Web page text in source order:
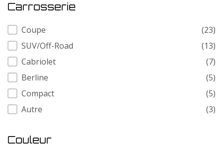
Carrosserie
Carrosserie
Coupe
(23)
SUV/Off-Road
(13)
Cabriolet
(7)
Berline
(5)
Compact
(5)
Autre
(3)
Couleur